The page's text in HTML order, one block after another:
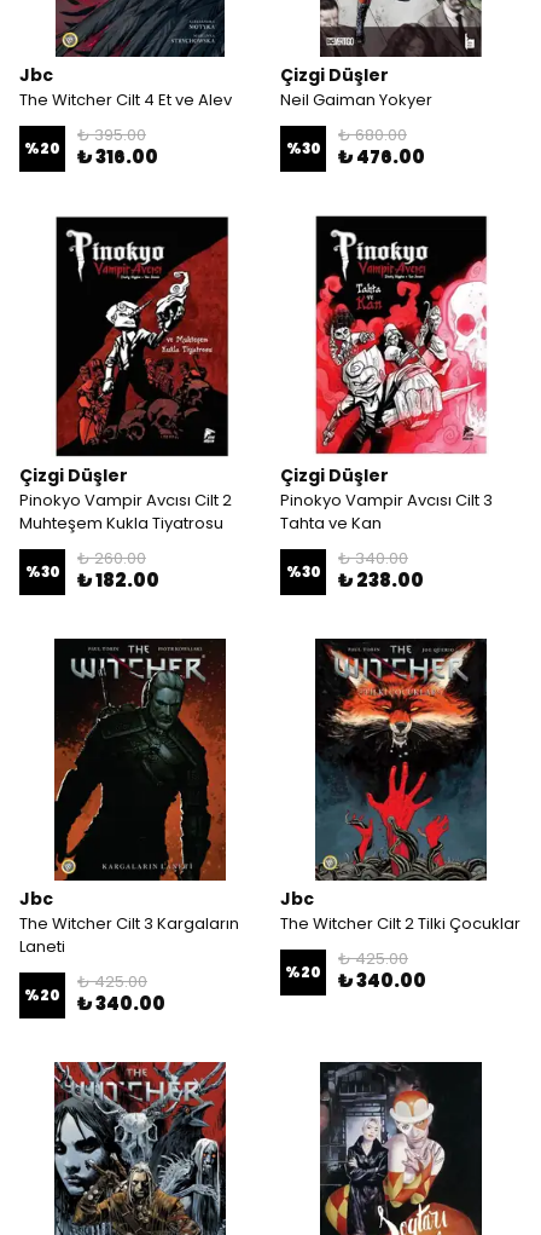
Jbc
The Witcher Cilt 4 Et ve Alev
%20
₺ 395.00
₺ 316.00
Çizgi Düşler
Neil Gaiman Yokyer
%30
₺ 680.00
₺ 476.00
Çizgi Düşler
Pinokyo Vampir Avcısı Cilt 2
Muhteşem Kukla Tiyatrosu
%30
₺ 260.00
₺ 182.00
Çizgi Düşler
Pinokyo Vampir Avcısı Cilt 3
Tahta ve Kan
%30
₺ 340.00
₺ 238.00
Jbc
The Witcher Cilt 3 Kargaların
Laneti
%20
₺ 425.00
₺ 340.00
Jbc
The Witcher Cilt 2 Tilki Çocuklar
%20
₺ 425.00
₺ 340.00